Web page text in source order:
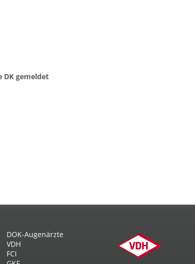
DK gemeldet
DOK-Augenärzte
VDH
FCI